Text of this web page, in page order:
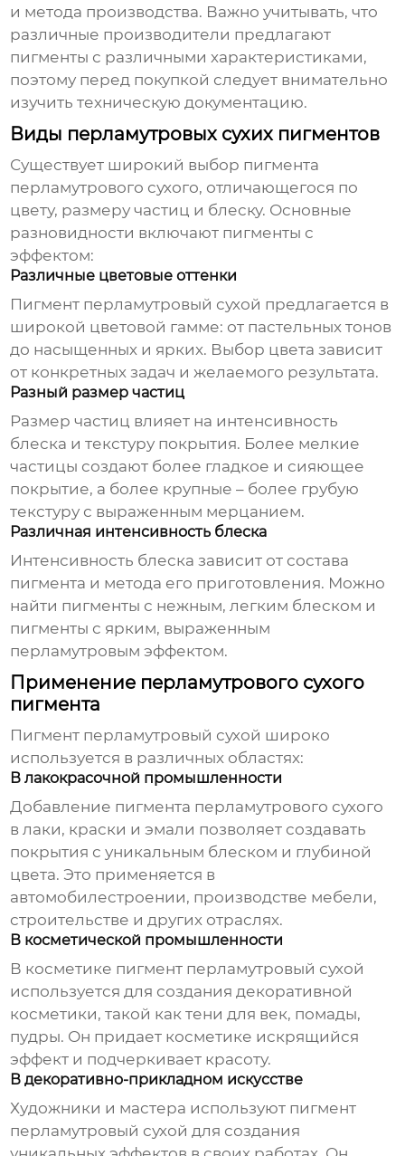
и метода производства. Важно учитывать, что
различные производители предлагают
пигменты с различными характеристиками,
поэтому перед покупкой следует внимательно
изучить техническую документацию.
Виды перламутровых сухих пигментов
Существует широкий выбор пигмента
перламутрового сухого, отличающегося по
цвету, размеру частиц и блеску. Основные
разновидности включают пигменты с
эффектом:
Различные цветовые оттенки
Пигмент перламутровый сухой предлагается в
широкой цветовой гамме: от пастельных тонов
до насыщенных и ярких. Выбор цвета зависит
от конкретных задач и желаемого результата.
Разный размер частиц
Размер частиц влияет на интенсивность
блеска и текстуру покрытия. Более мелкие
частицы создают более гладкое и сияющее
покрытие, а более крупные – более грубую
текстуру с выраженным мерцанием.
Различная интенсивность блеска
Интенсивность блеска зависит от состава
пигмента и метода его приготовления. Можно
найти пигменты с нежным, легким блеском и
пигменты с ярким, выраженным
перламутровым эффектом.
Применение перламутрового сухого
пигмента
Пигмент перламутровый сухой широко
используется в различных областях:
В лакокрасочной промышленности
Добавление пигмента перламутрового сухого
в лаки, краски и эмали позволяет создавать
покрытия с уникальным блеском и глубиной
цвета. Это применяется в
автомобилестроении, производстве мебели,
строительстве и других отраслях.
В косметической промышленности
В косметике пигмент перламутровый сухой
используется для создания декоративной
косметики, такой как тени для век, помады,
пудры. Он придает косметике искрящийся
эффект и подчеркивает красоту.
В декоративно-прикладном искусстве
Художники и мастера используют пигмент
перламутровый сухой для создания